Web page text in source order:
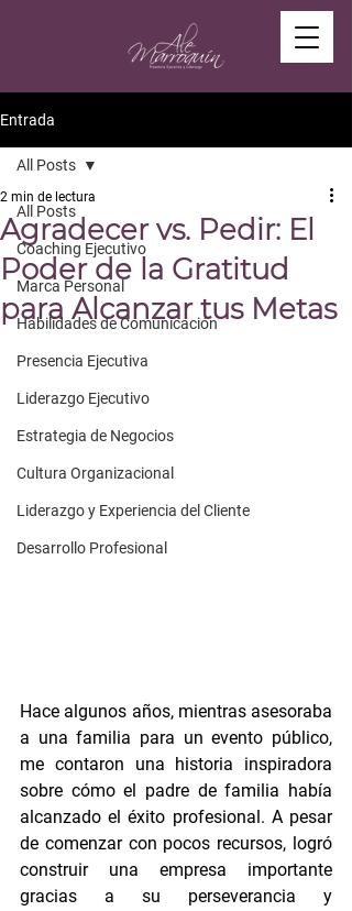
Entrada
All Posts
Coaching Ejecutivo
Marca Personal
Habilidades de Comunicación
Presencia Ejecutiva
Liderazgo Ejecutivo
Estrategia de Negocios
Cultura Organizacional
Liderazgo y Experiencia del Cliente
Desarrollo Profesional
All Posts
Agradecer vs. Pedir: El
Poder de la Gratitud
para Alcanzar tus Metas
2 min de lectura
Hace algunos años, mientras asesoraba
a una familia para un evento público,
me contaron una historia inspiradora
sobre cómo el padre de familia había
alcanzado el éxito profesional. A pesar
de comenzar con pocos recursos, logró
construir una empresa importante
gracias a su perseverancia y